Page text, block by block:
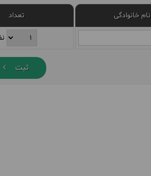
نام خانوادگی تعداد
ثبت